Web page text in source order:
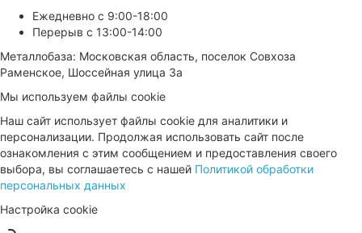
Ежедневно с 9:00-18:00
Перерыв с 13:00-14:00
Металлобаза: Московская область, поселок Совхоза
Раменское, Шоссейная улица 3а
Мы используем файлы cookie
Наш сайт использует файлы cookie для аналитики и
персонализации. Продолжая использовать сайт после
ознакомления с этим сообщением и предоставления своего
выбора, вы соглашаетесь с нашей Политикой обработки
персональных данных
Настройка cookie